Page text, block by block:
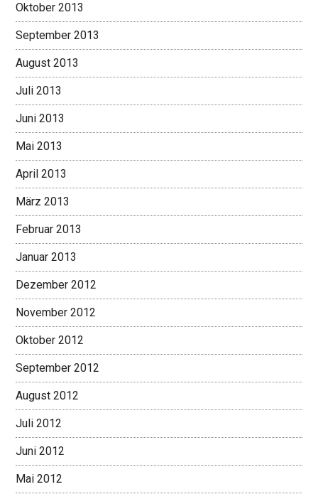
Oktober 2013
September 2013
August 2013
Juli 2013
Juni 2013
Mai 2013
April 2013
März 2013
Februar 2013
Januar 2013
Dezember 2012
November 2012
Oktober 2012
September 2012
August 2012
Juli 2012
Juni 2012
Mai 2012